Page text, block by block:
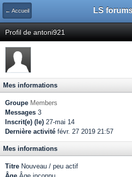
← Accueil LS
Profil de antoni921
Mes informations
Groupe Members
Messages 3
Inscrit(e) (le) 27-mai 14
Dernière activité févr. 27 2019 21:57
Mes informations
Titre Nouveau / peu actif